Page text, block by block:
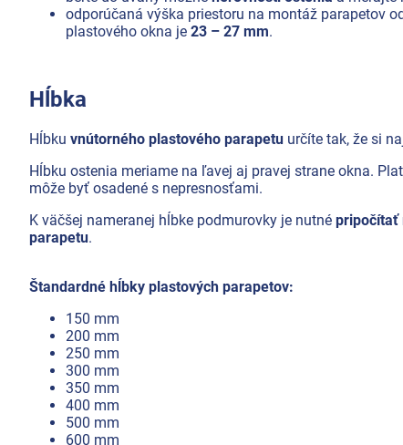
Elektrické + AKU náradie
Zabezpečenie
Cyklistika/moto
Akčná ponuka
Značky
odporúčaná výška priestoru na montáž parapetov
plastového okna je 23 – 27 mm.
Hĺbka
Hĺbku vnútorného plastového parapetu určíte tak, že si
Hĺbku ostenia meriame na ľavej aj pravej strane okna.
môže byť osadené s nepresnosťami.
K väčšej nameranej hĺbke podmurovky je nutné pripočítať
parapetu.
Štandardné hĺbky plastových parapetov:
150 mm
200 mm
250 mm
300 mm
350 mm
400 mm
500 mm
600 mm